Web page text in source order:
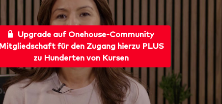
Upgrade auf Onehouse-Community
Mitgliedschaft für den Zugang hierzu PLUS
zu Hunderten von Kursen